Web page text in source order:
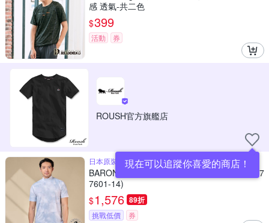
感 透氣-共二色
$399
活動 券
ROUSH官方旗艦店
現在可以追蹤你喜愛的商店！
日本原裝進口
BARONECE 深淺交織刷色設計短袖T恤_灰(87
7601-14)
$1,576 89折
挑戰低價 券